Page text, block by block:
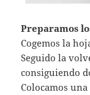
Preparamos
Cogemos la
Seguido la
consiguiendo
Colocamos